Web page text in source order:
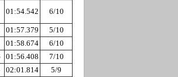
01:54.542 6/10
01:57.379
5/10
01:58.674
6/10
01:56.408
7/10
02:01.814
5/9